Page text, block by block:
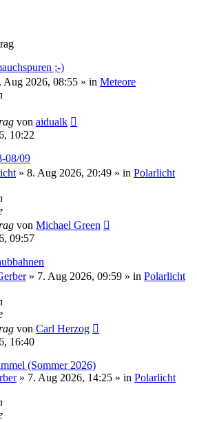
;-)
Aug 2026, 08:55 » in Meteore
von aidualk
10:22
08/09
» 8. Aug 2026, 20:49 » in Polarlicht
von Michael Green
09:57
» 7. Aug 2026, 09:59 » in Polarlicht
von Carl Herzog
16:40
(Sommer 2026)
» 7. Aug 2026, 14:25 » in Polarlicht